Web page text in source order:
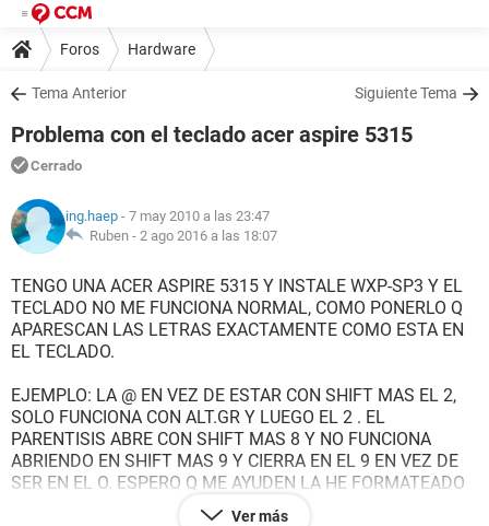
Foros Hardware
Tema Anterior Siguiente Tema
Problema con el teclado acer aspire 5315
Cerrado
ing.haep - 7 may 2010 a las 23:47
Ruben - 2 ago 2016 a las 18:07
TENGO UNA ACER ASPIRE 5315 Y INSTALE WXP-SP3 Y EL
TECLADO NO ME FUNCIONA NORMAL, COMO PONERLO Q
APARESCAN LAS LETRAS EXACTAMENTE COMO ESTA EN
EL TECLADO.
EJEMPLO: LA @ EN VEZ DE ESTAR CON SHIFT MAS EL 2,
SOLO FUNCIONA CON ALT.GR Y LUEGO EL 2 . EL
PARENTISIS ABRE CON SHIFT MAS 8 Y NO FUNCIONA
ABRIENDO EN SHIFT MAS 9 Y CIERRA EN EL 9 EN VEZ DE
SER EN EL O. ESPERO Q ME AYUDEN LA HE FORMATEADO
VARIAS VECES POR ESE PROBLEMA
Ver más